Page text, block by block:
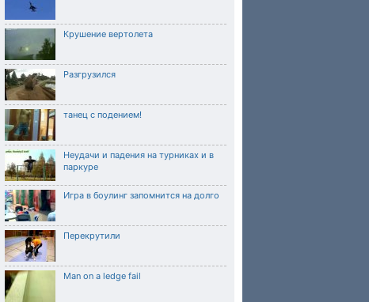
Крушение вертолета
Разгрузился
танец с подением!
Неудачи и падения на турниках и в
паркуре
Игра в боулинг запомнится на долго
Перекрутили
Man on a ledge fail